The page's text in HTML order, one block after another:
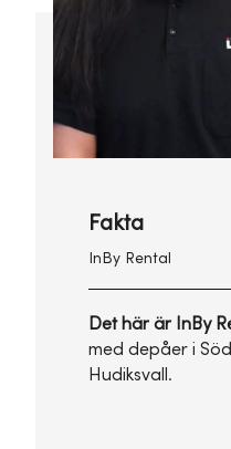
Fakta
InBy Rental
Det här är InBy
med depåer i
Hudiksvall.